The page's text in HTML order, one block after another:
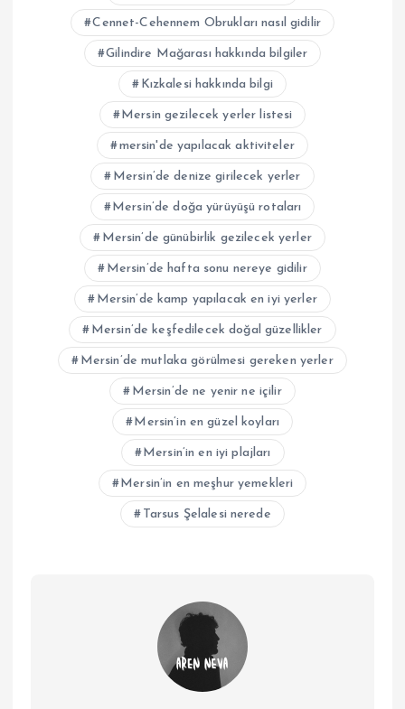
Cennet-Cehennem Obrukları nasıl gidilir
Gilindire Mağarası hakkında bilgiler
Kızkalesi hakkında bilgi
Mersin gezilecek yerler listesi
mersin'de yapılacak aktiviteler
Mersin’de denize girilecek yerler
Mersin’de doğa yürüyüşü rotaları
Mersin’de günübirlik gezilecek yerler
Mersin’de hafta sonu nereye gidilir
Mersin’de kamp yapılacak en iyi yerler
Mersin’de keşfedilecek doğal güzellikler
Mersin’de mutlaka görülmesi gereken yerler
Mersin’de ne yenir ne içilir
Mersin’in en güzel koyları
Mersin’in en iyi plajları
Mersin’in en meşhur yemekleri
Tarsus Şelalesi nerede